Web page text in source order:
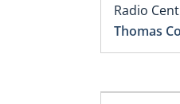
Radio
Thomas